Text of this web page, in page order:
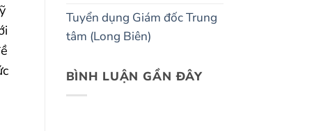
Tuyển dụng Giám đốc Trung
tâm (Long Biên)
BÌNH LUẬN GẦN ĐÂY